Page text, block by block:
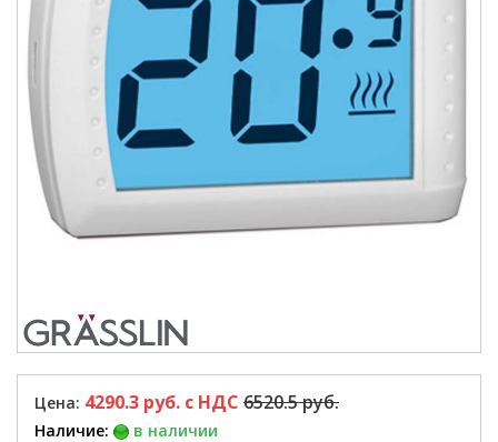
Цена: 4290.3 руб. c НДС 6520.5 руб.
Наличие:
в наличии